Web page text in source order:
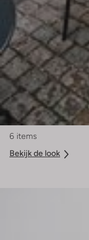
6 items
Bekijk de look